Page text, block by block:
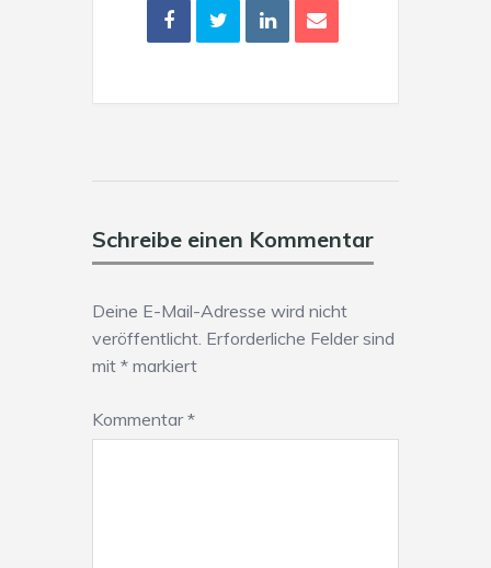
Schreibe einen Kommentar
Deine E-Mail-Adresse wird nicht
veröffentlicht. Erforderliche Felder sind
mit * markiert
Kommentar*